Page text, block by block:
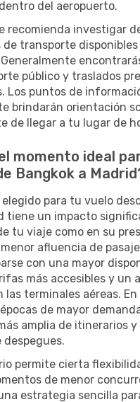
del aeropuerto.
recomienda investigar
transporte disponibles
público y traslados
Los puntos de
brindarán orientación
de llegar a tu lugar de
momento ideal
Bangkok a
para tu vuelo
tiene un impacto
tu viaje como en su
afluencia de
con una mayor
más accesibles y un
las terminales aéreas.
de mayor
amplia de itinerarios y
despegues.
permite cierta
de menor
estrategia sencilla